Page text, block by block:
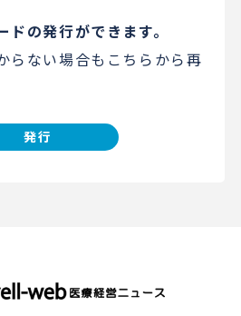
の発行ができます。
らない場合もこちらから再
発行